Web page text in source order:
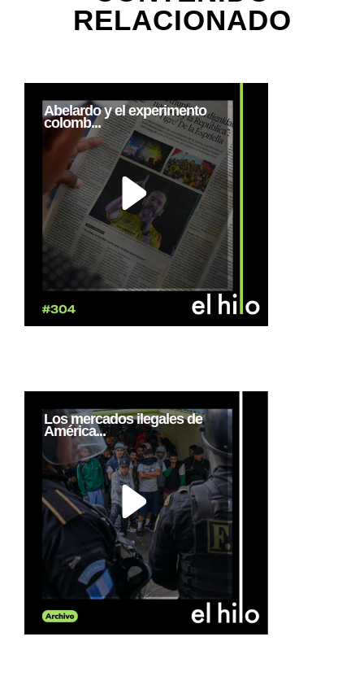
RELACIONADO
Abelardo y el experimento
colomb...
Los mercados ilegales de
América...